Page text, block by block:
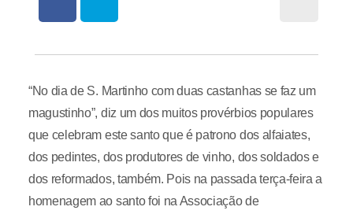
“No dia de S. Martinho com duas castanhas se faz um
magustinho”, diz um dos muitos provérbios populares
que celebram este santo que é patrono dos alfaiates,
dos pedintes, dos produtores de vinho, dos soldados e
dos reformados, também. Pois na passada terça-feira a
homenagem ao santo foi na Associação de